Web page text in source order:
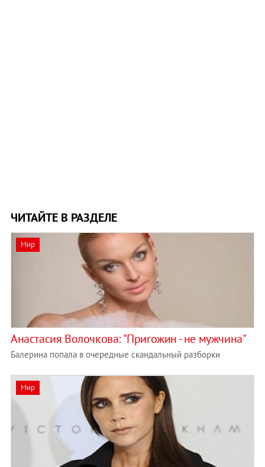
ЧИТАЙТЕ В РАЗДЕЛЕ
Мир
Анастасия Волочкова: "Пригожин - не мужчина"
Балерина попала в очередные скандальный разборки
Мир